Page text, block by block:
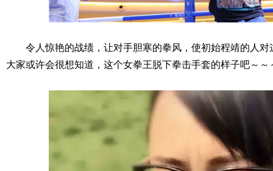
令人惊艳的战绩，让对手胆寒的拳风，使初始程靖的人
大家或许会很想知道，这个女拳王脱下拳击手套的样子吧～～